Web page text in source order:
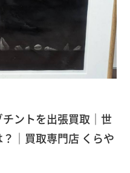
チントを出張買取｜世
｜買取専門店 くらや